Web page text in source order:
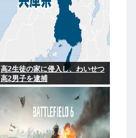
高2生徒の家に侵入し、わいせつ
高2男子を逮捕